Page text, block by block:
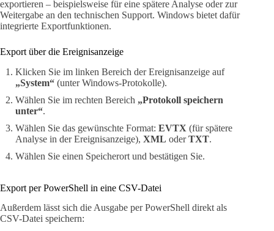
exportieren – beispielsweise für eine spätere Analyse oder zur
Weitergabe an den technischen Support. Windows bietet dafür
integrierte Exportfunktionen.
Export über die Ereignisanzeige
Klicken Sie im linken Bereich der Ereignisanzeige auf
„System“ (unter Windows-Protokolle).
Wählen Sie im rechten Bereich „Protokoll speichern
unter“.
Wählen Sie das gewünschte Format: EVTX (für spätere
Analyse in der Ereignisanzeige), XML oderTXT.
Wählen Sie einen Speicherort und bestätigen Sie.
Export per PowerShell in eine CSV-Datei
Außerdem lässt sich die Ausgabe per PowerShell direkt als
CSV-Datei speichern: